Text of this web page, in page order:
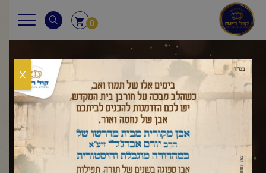
0
ראש השנה
X